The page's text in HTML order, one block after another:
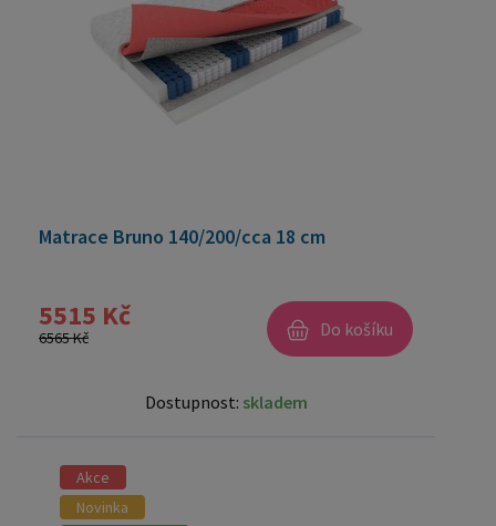
Matrace Bruno 140/200/cca 18 cm
5515 Kč
6565 Kč Do košíku
Dostupnost: skladem
Akce
Novinka